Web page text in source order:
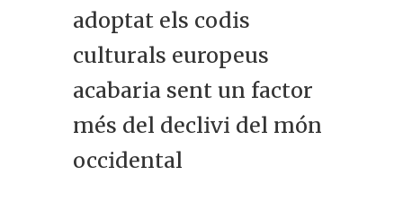
adoptat els codis
culturals europeus
acabaria sent un factor
més del declivi del món
occidental